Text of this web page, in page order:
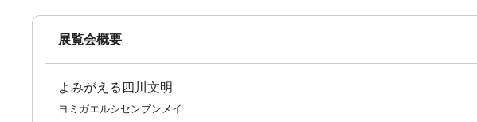
展覧会概要
よみがえる四川文明
ヨミガエルシセンブンメイ